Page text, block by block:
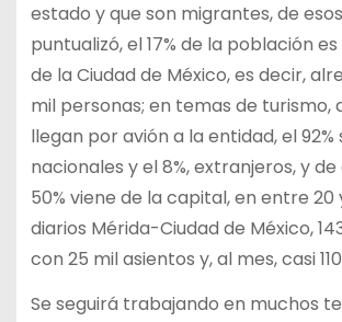
estado y que son migrantes, de
puntualizó, el 17% de la población
de la Ciudad de México, es decir,
mil personas; en temas de turismo,
llegan por avión a la entidad, el 92%
nacionales y el 8%, extranjeros, y
50% viene de la capital, en entre 20
diarios Mérida-Ciudad de México,
con 25 mil asientos y, al mes, casi
Se seguirá trabajando en muchos